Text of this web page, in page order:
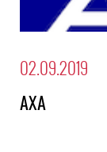
02.09.2019
AXA